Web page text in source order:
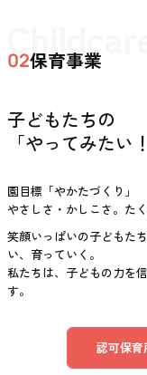
Childcare
02保育事業
子どもたちの
「やってみたい
園目標「やかたづくり」
やさしさ・かしこさ。た
笑顔いっぱいの子どもた
い、育っていく。
私たちは、子どもの力を
す。
認可保